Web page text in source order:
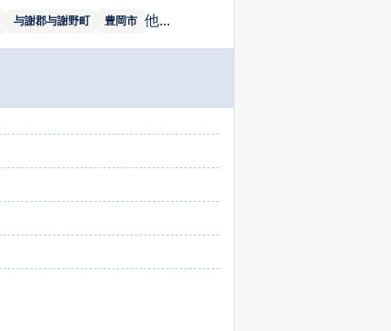
与謝郡与謝野町 豊岡市 他...